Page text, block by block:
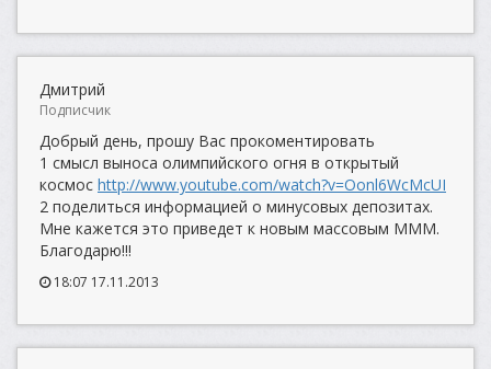
Дмитрий
Подписчик
Добрый день, прошу Вас прокоментировать
1 смысл выноса олимпийского огня в открытый
космос http://www.youtube.com/watch?v=Oonl6WcMcUI
2 поделиться информацией о минусовых депозитах.
Мне кажется это приведет к новым массовым МММ.
Благодарю!!!
18:07 17.11.2013